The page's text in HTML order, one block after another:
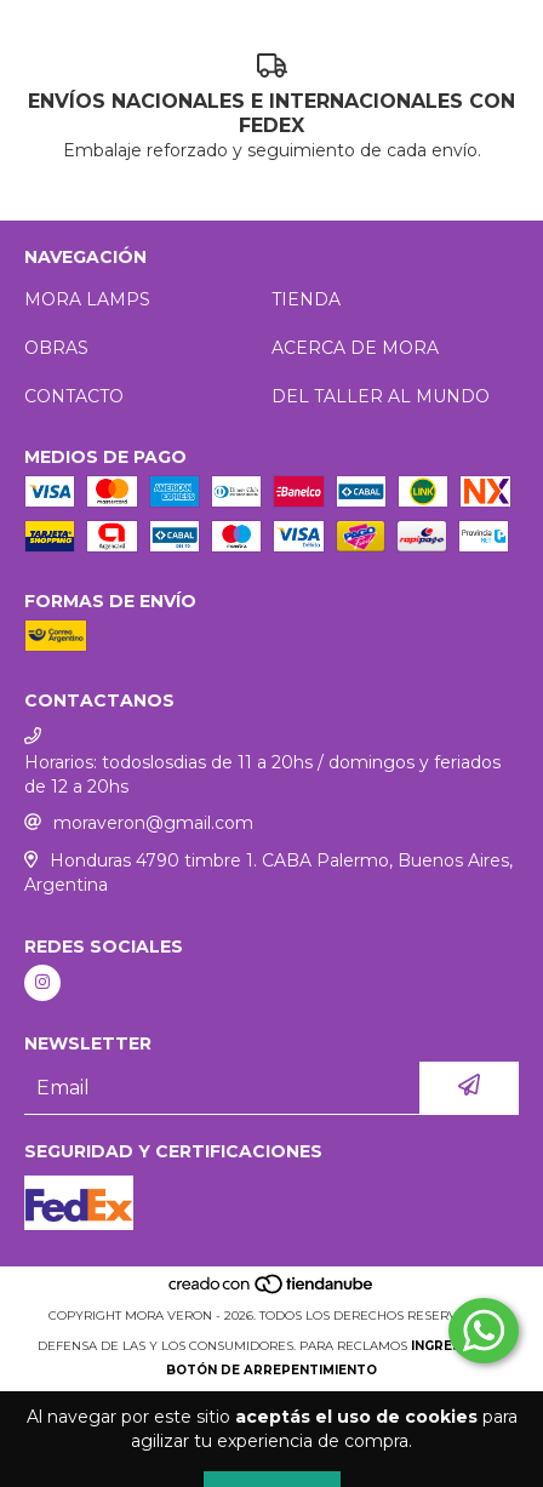
Al navegar por este sitio aceptás el uso de cookiespara
agilizar tu experiencia de compra.
ENVÍOS NACIONALES E INTERNACIONALES CON
FEDEX
Embalaje reforzado y seguimiento de cada envío.
NAVEGACIÓN
MORA LAMPS
TIENDA
OBRAS ACERCA DE MORA
CONTACTO DEL TALLER AL MUNDO
MEDIOS DE PAGO
FORMAS DE ENVÍO
CONTACTANOS
Horarios: todoslosdias de 11 a 20hs / domingos y feriados
de 12 a 20hs
moraveron@gmail.com
Honduras 4790 timbre 1. CABA Palermo, Buenos Aires,
Argentina
REDES SOCIALES
NEWSLETTER
SEGURIDAD Y CERTIFICACIONES
COPYRIGHT MORA VERON - 2026. TODOS LOS DERECHOS RESERVADOS.
DEFENSA DE LAS Y LOS CONSUMIDORES. PARA RECLAMOS
INGRESÁ ACÁ.
BOTÓN DE ARREPENTIMIENTO